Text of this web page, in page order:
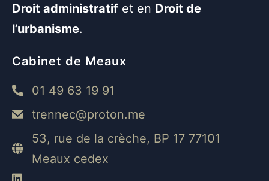
Droit administratif et en Droit de
l’urbanisme.
Cabinet de Meaux
01 49 63 19 91
trennec@proton.me
53, rue de la crèche, BP 17 77101
Meaux cedex